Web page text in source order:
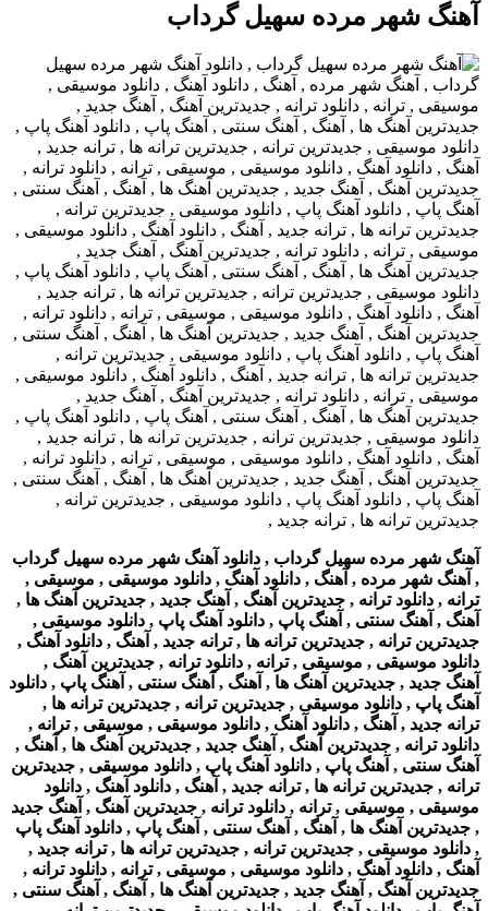
آهنگ شهر مرده سهیل گرداب
آهنگ شهر مرده سهیل گرداب , دانلود آهنگ شهر مرده سهیل گرداب
, آهنگ شهر مرده , آهنگ , دانلود آهنگ , دانلود موسیقی , موسیقی ,
ترانه , دانلود ترانه , جدیدترین آهنگ , آهنگ جدید , جدیدترین آهنگ ها ,
آهنگ , آهنگ سنتی , آهنگ پاپ , دانلود آهنگ پاپ , دانلود موسیقی ,
جدیدترین ترانه , جدیدترین ترانه ها , ترانه جدید , آهنگ , دانلود آهنگ ,
دانلود موسیقی , موسیقی , ترانه , دانلود ترانه , جدیدترین آهنگ ,
آهنگ جدید , جدیدترین آهنگ ها , آهنگ , آهنگ سنتی , آهنگ پاپ , دانلود
آهنگ پاپ , دانلود موسیقی , جدیدترین ترانه , جدیدترین ترانه ها ,
ترانه جدید , آهنگ , دانلود آهنگ , دانلود موسیقی , موسیقی , ترانه ,
دانلود ترانه , جدیدترین آهنگ , آهنگ جدید , جدیدترین آهنگ ها , آهنگ ,
آهنگ سنتی , آهنگ پاپ , دانلود آهنگ پاپ , دانلود موسیقی , جدیدترین
ترانه , جدیدترین ترانه ها , ترانه جدید , آهنگ , دانلود آهنگ , دانلود
موسیقی , موسیقی , ترانه , دانلود ترانه , جدیدترین آهنگ , آهنگ جدید
, جدیدترین آهنگ ها , آهنگ , آهنگ سنتی , آهنگ پاپ , دانلود آهنگ پاپ
, دانلود موسیقی , جدیدترین ترانه , جدیدترین ترانه ها , ترانه جدید ,
آهنگ , دانلود آهنگ , دانلود موسیقی , موسیقی , ترانه , دانلود ترانه ,
جدیدترین آهنگ , آهنگ جدید , جدیدترین آهنگ ها , آهنگ , آهنگ سنتی ,